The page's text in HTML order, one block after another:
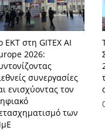
ΕΚΤ στη GITEX AI
2026:
συνεργασίες
ενισχύοντας τον
των